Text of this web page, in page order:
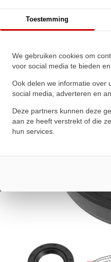
Toestemming
We gebruiken cookies om
voor social media te bieden
Ook delen we informatie over
social media, adverteren en
Deze partners kunnen deze
aan ze heeft verstrekt of die
hun services.
Oliekeerring
★★★★★
★★★★★